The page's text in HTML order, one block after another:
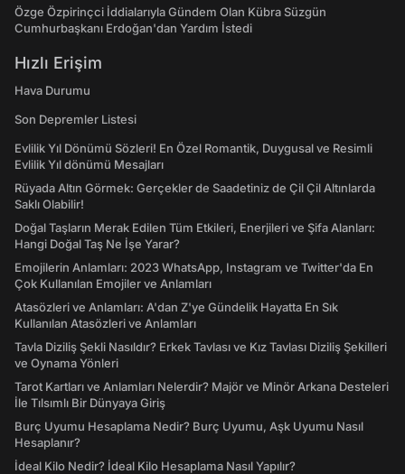
Özge Özpirinçci İddialarıyla Gündem Olan Kübra Süzgün
Cumhurbaşkanı Erdoğan'dan Yardım İstedi
Hızlı Erişim
Hava Durumu
Son Depremler Listesi
Evlilik Yıl Dönümü Sözleri! En Özel Romantik, Duygusal ve Resimli
Evlilik Yıl dönümü Mesajları
Rüyada Altın Görmek: Gerçekler de Saadetiniz de Çil Çil Altınlarda
Saklı Olabilir!
Doğal Taşların Merak Edilen Tüm Etkileri, Enerjileri ve Şifa Alanları:
Hangi Doğal Taş Ne İşe Yarar?
Emojilerin Anlamları: 2023 WhatsApp, Instagram ve Twitter'da En
Çok Kullanılan Emojiler ve Anlamları
Atasözleri ve Anlamları: A'dan Z'ye Gündelik Hayatta En Sık
Kullanılan Atasözleri ve Anlamları
Tavla Diziliş Şekli Nasıldır? Erkek Tavlası ve Kız Tavlası Diziliş Şekilleri
ve Oynama Yönleri
Tarot Kartları ve Anlamları Nelerdir? Majör ve Minör Arkana Desteleri
İle Tılsımlı Bir Dünyaya Giriş
Burç Uyumu Hesaplama Nedir? Burç Uyumu, Aşk Uyumu Nasıl
Hesaplanır?
İdeal Kilo Nedir? İdeal Kilo Hesaplama Nasıl Yapılır?